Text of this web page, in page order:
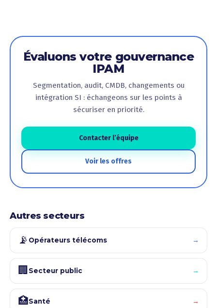
Évaluons votre gouvernance
IPAM
Segmentation, audit, CMDB, changements ou
intégration SI : échangeons sur les points à
sécuriser en priorité.
Contacter l’équipe
Voir les offres
Autres secteurs
📡 Opérateurs télécoms →
🏢 Secteur public →
🏥Santé →